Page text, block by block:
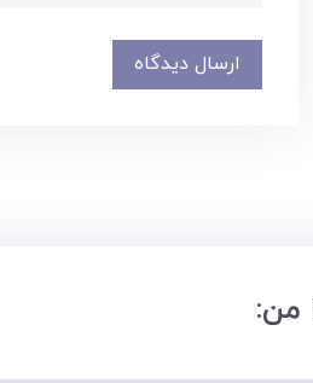
ارسال دیدگاه
من: